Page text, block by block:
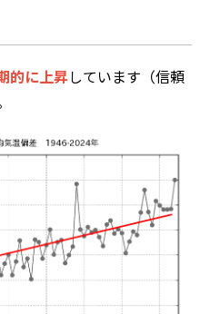
的に上昇しています（信頼